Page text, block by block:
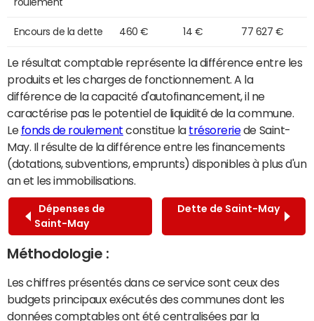
Encours de la dette 460 € 14 € 77 627 €
Le résultat comptable représente la différence entre les
produits et les charges de fonctionnement. A la
différence de la capacité d'autofinancement, il ne
caractérise pas le potentiel de liquidité de la commune.
Le fonds de roulement constitue la trésoreriede Saint-
May. Il résulte de la différence entre les financements
(dotations, subventions, emprunts) disponibles à plus d'un
an et les immobilisations.
Dépenses de
Saint-May
Dette de Saint-May
Méthodologie :
Les chiffres présentés dans ce service sont ceux des
budgets principaux exécutés des communes dont les
données comptables ont été centralisées par la